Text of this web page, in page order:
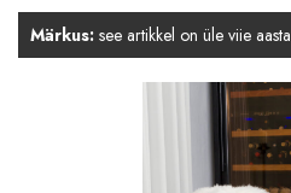
Märkus: see artikkel on üle viie